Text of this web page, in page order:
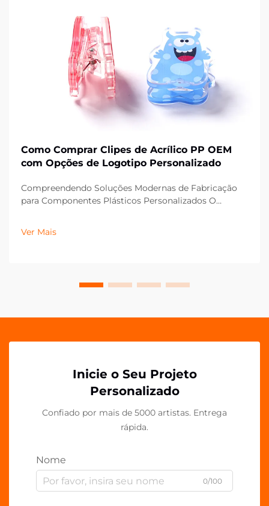
Como Comprar Clipes de Acrílico PP OEM
com Opções de Logotipo Personalizado
Compreendendo Soluções Modernas de Fabricação
para Componentes Plásticos Personalizados O
especialmente no que diz respeito a componentes
plásticos personalizados, como clipes de acrílico PP
Ver Mais
Inicie o Seu Projeto
Personalizado
Confiado por mais de 5000 artistas. Entrega
rápida.
Nome
0/100